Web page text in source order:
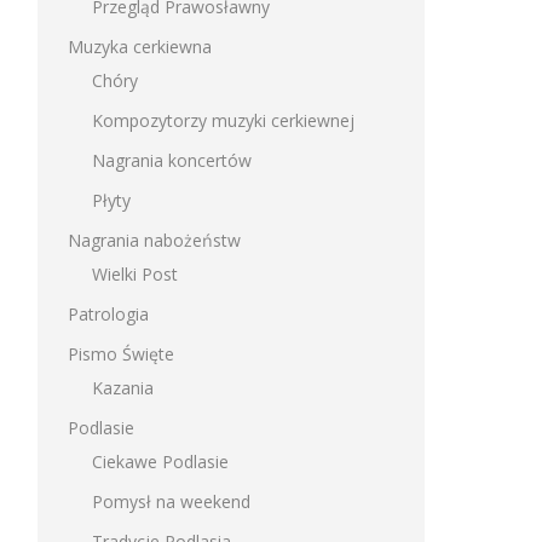
Przegląd Prawosławny
Muzyka cerkiewna
Chóry
Kompozytorzy muzyki cerkiewnej
Nagrania koncertów
Płyty
Nagrania nabożeństw
Wielki Post
Patrologia
Pismo Święte
Kazania
Podlasie
Ciekawe Podlasie
Pomysł na weekend